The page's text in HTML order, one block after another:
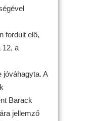
fordult elő,
12, a
jóváhagyta. A
Barack
jellemző